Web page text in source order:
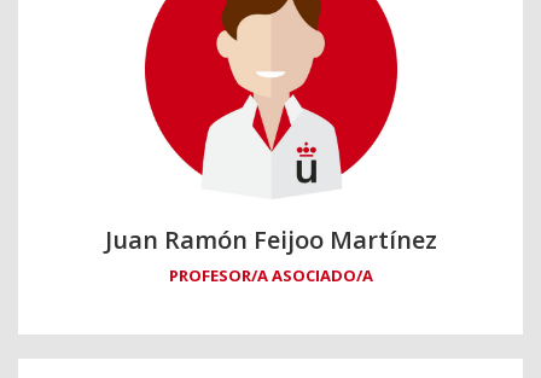
Juan Ramón Feijoo Martínez
PROFESOR/A ASOCIADO/A